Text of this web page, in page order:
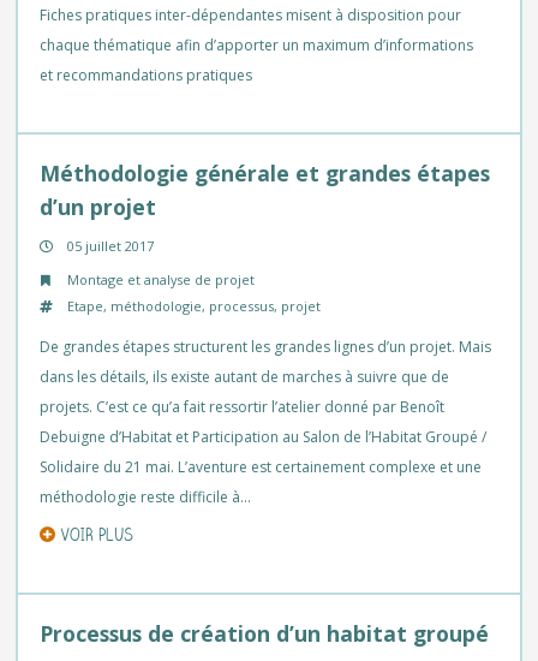
Fiches pratiques inter-dépendantes misent à disposition pour
chaque thématique afin d’apporter un maximum d’informations
et recommandations pratiques
Méthodologie générale et grandes étapes
d’un projet
05 juillet 2017
Montage et analyse de projet
Etape, méthodologie, processus, projet
De grandes étapes structurent les grandes lignes d’un projet. Mais
dans les détails, ils existe autant de marches à suivre que de
projets. C’est ce qu’a fait ressortir l’atelier donné par Benoît
Debuigne d’Habitat et Participation au Salon de l’Habitat Groupé /
Solidaire du 21 mai. L’aventure est certainement complexe et une
méthodologie reste difficile à…
VOIR PLUS
Processus de création d’un habitat groupé